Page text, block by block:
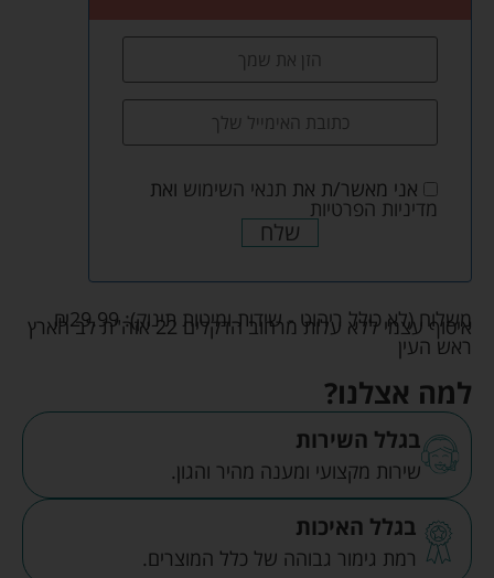
אני מאשר/ת את תנאי השימוש ואת
מדיניות הפרטיות
שלח
משלוח (לא כולל ריהוט - שידות ומיטות תינוק): ₪29.99
איסוף עצמי ללא עלות מרחוב הדקלים 22 אזה"ת לב הארץ
ראש העין
למה אצלנו?
בגלל השירות
שירות מקצועי ומענה מהיר והגון.
בגלל האיכות
רמת גימור גבוהה של כלל המוצרים.